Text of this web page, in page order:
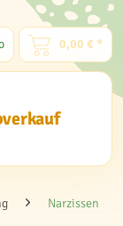
0,00 € *
Narzissen